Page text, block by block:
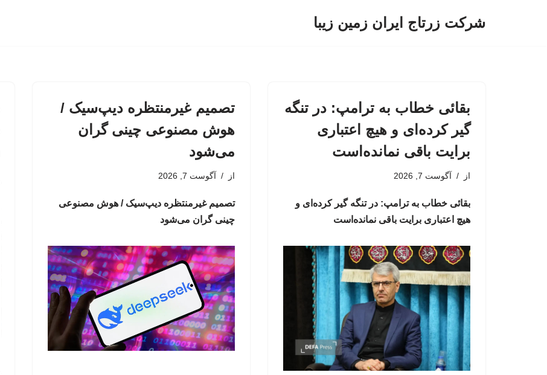
شرکت زرتاج ایران زمین زیبا
بقائی خطاب به ترامپ: در تنگه
گیر کرده‌ای و هیچ اعتباری
برایت باقی نمانده‌است
از آگوست 7, 2026
بقائی خطاب به ترامپ: در تنگه گیر کرده‌ای و
هیچ اعتباری برایت باقی نمانده‌است
تصمیم غیرمنتظره دیپ‌سیک /
هوش مصنوعی چینی گران
می‌شود
از آگوست 7, 2026
تصمیم غیرمنتظره دیپ‌سیک / هوش مصنوعی
چینی گران می‌شود